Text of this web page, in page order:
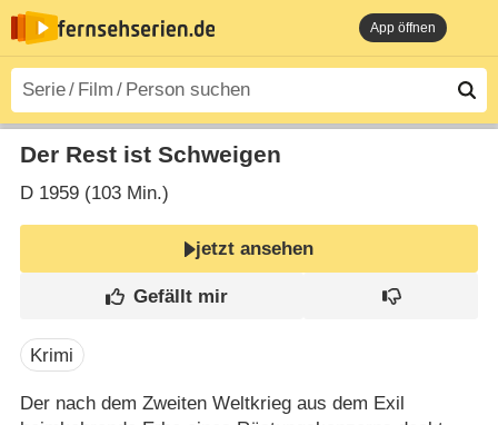
App öffnen
Der Rest ist Schweigen
D1959 (103 Min.)
jetzt ansehen
Krimi
Der nach dem Zweiten Weltkrieg aus dem Exil